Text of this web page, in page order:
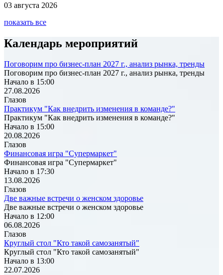
03 августа 2026
показать все
Календарь мероприятий
Поговорим про бизнес-план 2027 г., анализ рынка, тренды
Поговорим про бизнес-план 2027 г., анализ рынка, тренды
Начало в 15:00
27.08.2026
Глазов
Практикум "Как внедрить изменения в команде?"
Практикум "Как внедрить изменения в команде?"
Начало в 15:00
20.08.2026
Глазов
Финансовая игра "Супермаркет"
Финансовая игра "Супермаркет"
Начало в 17:30
13.08.2026
Глазов
Две важные встречи о женском здоровье
Две важные встречи о женском здоровье
Начало в 12:00
06.08.2026
Глазов
Круглый стол "Кто такой самозанятый"
Круглый стол "Кто такой самозанятый"
Начало в 13:00
22.07.2026